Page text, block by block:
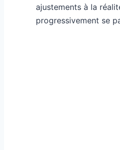
ajustements à la
progressivement se